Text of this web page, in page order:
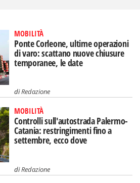
MOBILITÀ
Ponte Corleone, ultime operazioni
di varo: scattano nuove chiusure
temporanee, le date
diRedazione
MOBILITÀ
Controlli sull'autostrada Palermo-
Catania: restringimenti fino a
settembre, ecco dove
diRedazione